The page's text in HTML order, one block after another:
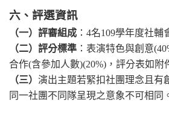
六、評選資訊
（一）評審組成 ： 4名109學年度社輔
（二）評分標準 ：表演特色與創意
合作(含參加人數)(20%) ，評分表如附
（三） 演出主題若緊扣社團理念且有
同一社團不同隊呈現之意象不可相同